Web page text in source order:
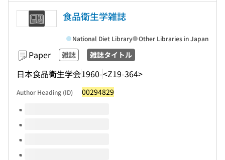
食品衛生学雑誌
Paper 雑誌 雑誌タイトル
日本食品衛生学会1960-<Z19-364>
National Diet Library Other Libraries in Japan
Author Heading (ID) 00294829
Volumes of this title